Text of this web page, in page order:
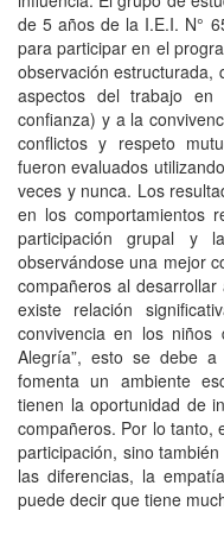
de 5 años de la I.E.I. N°
para participar en el
observación estructurada,
aspectos del trabajo en
confianza) y a la
conflictos y respeto
fueron evaluados
veces y nunca. Los
en los comportamientos
participación grupal y
observándose una mejor
compañeros al
existe relación
convivencia en los
Alegría”, esto se debe
fomenta un ambiente
tienen la oportunidad de
compañeros. Por lo tanto,
participación, sino
las diferencias, la
puede decir que tiene